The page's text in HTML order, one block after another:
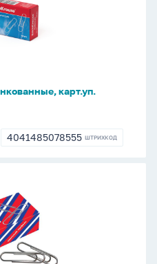
карт.уп.
4041485078555
4041485078555 ШТРИХКОД